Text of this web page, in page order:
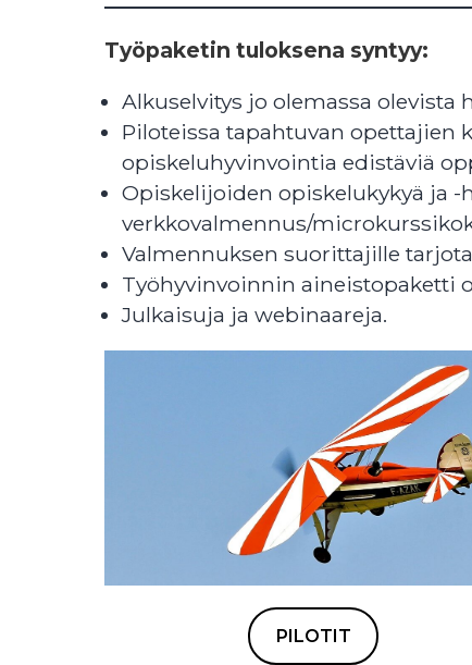
Työpaketin tuloksena syntyy:
Alkuselvitys jo olemassa olevista
Piloteissa tapahtuvan opettajien
opiskeluhyvinvointia edistäviä
Opiskelijoiden opiskelukykyä ja
verkkovalmennus/
Valmennuksen suorittajille
Työhyvinvoinnin aineistopaketti
Julkaisuja ja webinaareja.
PILOTIT